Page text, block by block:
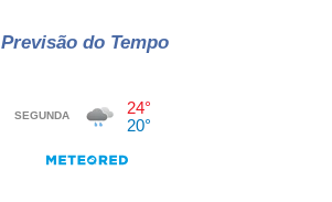
Previsão do Tempo